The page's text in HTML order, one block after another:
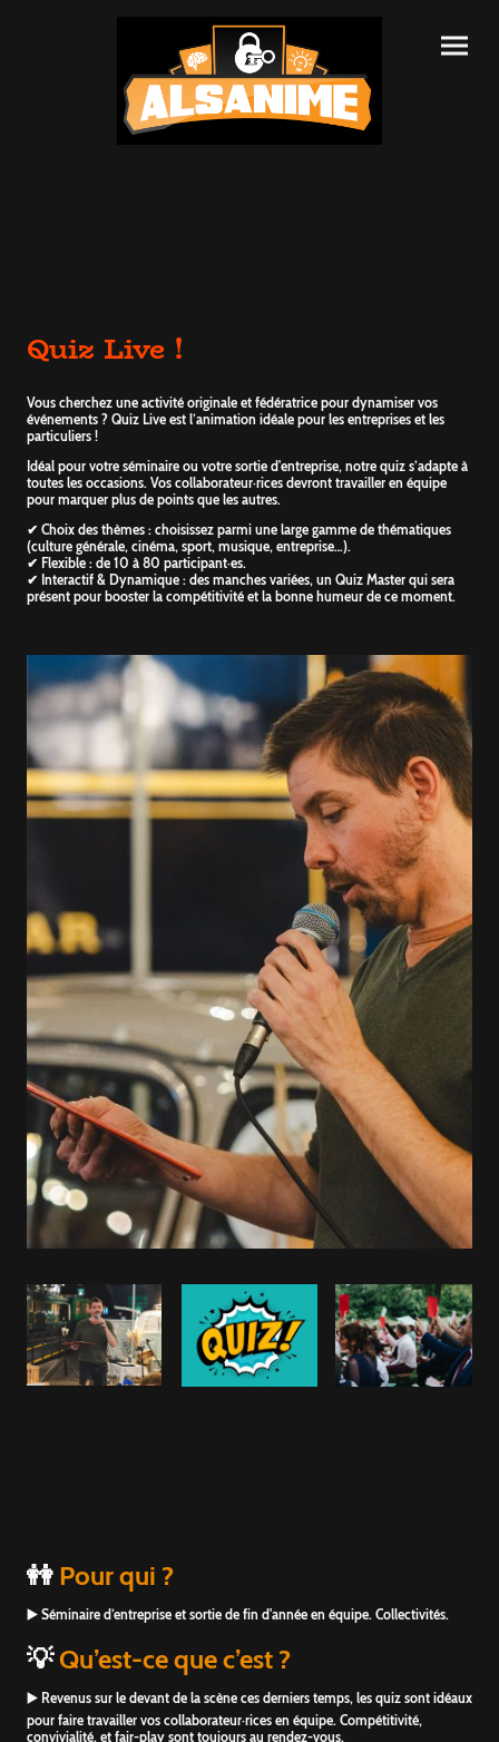
Quiz Live !
Vous cherchez une activité originale et fédératrice pour dynamiser vos
événements ? Quiz Live est l’animation idéale pour les entreprises et les
particuliers !
Idéal pour votre séminaire ou votre sortie d'entreprise, notre quiz s’adapte à
toutes les occasions. Vos collaborateur·rices devront travailler en équipe
pour marquer plus de points que les autres.
✔ Choix des thèmes : choisissez parmi une large gamme de thématiques
(culture générale, cinéma, sport, musique, entreprise…).
✔ Flexible : de 10 à 80 participant·es.
✔ Interactif & Dynamique : des manches variées, un Quiz Master qui sera
présent pour booster la compétitivité et la bonne humeur de ce moment.
👭 Pour qui ?
▶️ Séminaire d’entreprise et sortie de fin d'année en équipe. Collectivités.
💡Qu’est-ce que c’est ?
▶️ Revenus sur le devant de la scène ces derniers temps, les quiz sont idéaux
pour faire travailler vos collaborateur·rices en équipe. Compétitivité,
convivialité, et fair-play sont toujours au rendez-vous.